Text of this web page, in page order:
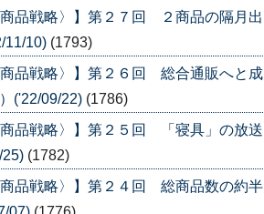
品戦略〉】第２７回 ２商品の隔月出
11/10) (1793)
商品戦略〉】第２６回 総合通販へと成
('22/09/22) (1786)
商品戦略〉】第２５回 「寝具」の放送
(1782)
商品戦略〉】第２４回 総商品数の約半